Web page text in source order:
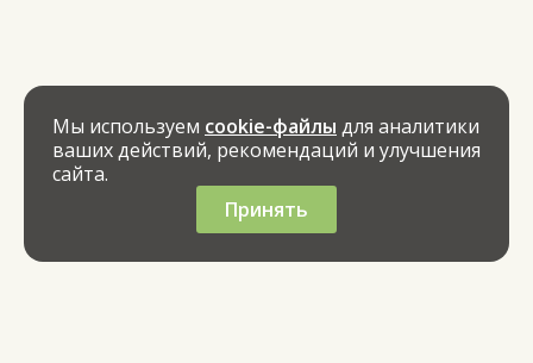
Мы используем cookie-файлы для аналитики
ваших действий, рекомендаций и улучшения
сайта.
Принять